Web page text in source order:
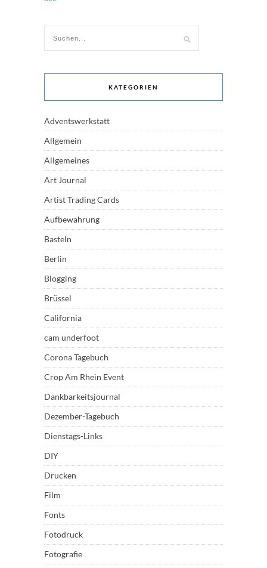
KATEGORIEN
Adventswerkstatt
Allgemein
Allgemeines
Art Journal
Artist Trading Cards
Aufbewahrung
Basteln
Berlin
Blogging
Brüssel
California
cam underfoot
Corona Tagebuch
Crop Am Rhein Event
Dankbarkeitsjournal
Dezember-Tagebuch
Dienstags-Links
DIY
Drucken
Film
Fonts
Fotodruck
Fotografie